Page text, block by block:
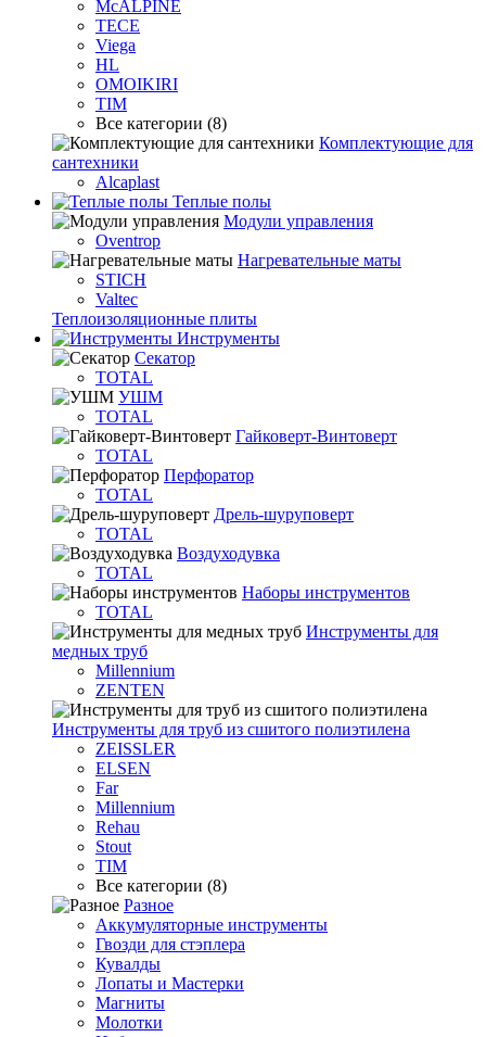
McALPINE
TECE
Viega
HL
OMOIKIRI
TIM
Все категории (8)
Комплектующие для
сантехники
Alcaplast
Теплые полы
Модули управления
Oventrop
Нагревательные маты
STICH
Valtec
Теплоизоляционные плиты
Инструменты
Секатор
TOTAL
УШМ
TOTAL
Гайковерт-Винтоверт
TOTAL
Перфоратор
TOTAL
Дрель-шуруповерт
TOTAL
Воздуходувка
TOTAL
Наборы инструментов
TOTAL
Инструменты для
медных труб
Millennium
ZENTEN
Инструменты для труб из сшитого полиэтилена
ZEISSLER
ELSEN
Far
Millennium
Rehau
Stout
TIM
Все категории (8)
Разное
Аккумуляторные инструменты
Гвозди для стэплера
Кувалды
Лопаты и Мастерки
Магниты
Молотки